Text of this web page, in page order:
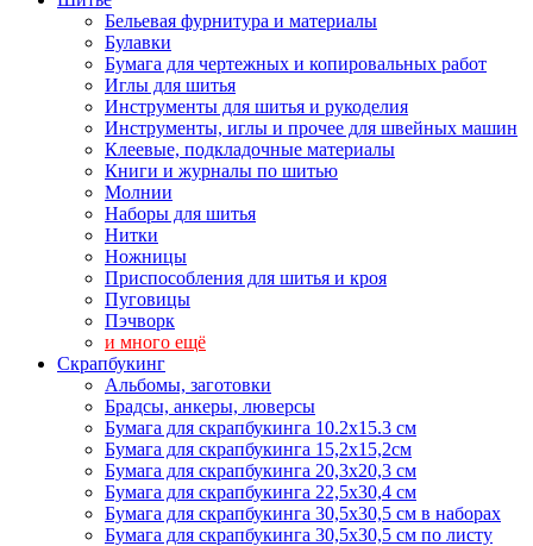
Бельевая фурнитура и материалы
Булавки
Бумага для чертежных и копировальных работ
Иглы для шитья
Инструменты для шитья и рукоделия
Инструменты, иглы и прочее для швейных машин
Клеевые, подкладочные материалы
Книги и журналы по шитью
Молнии
Наборы для шитья
Нитки
Ножницы
Приспособления для шитья и кроя
Пуговицы
Пэчворк
и много ещё
Скрапбукинг
Альбомы, заготовки
Брадсы, анкеры, люверсы
Бумага для скрапбукинга 10.2х15.3 см
Бумага для скрапбукинга 15,2х15,2см
Бумага для скрапбукинга 20,3х20,3 см
Бумага для скрапбукинга 22,5х30,4 см
Бумага для скрапбукинга 30,5х30,5 см в наборах
Бумага для скрапбукинга 30,5х30,5 см по листу